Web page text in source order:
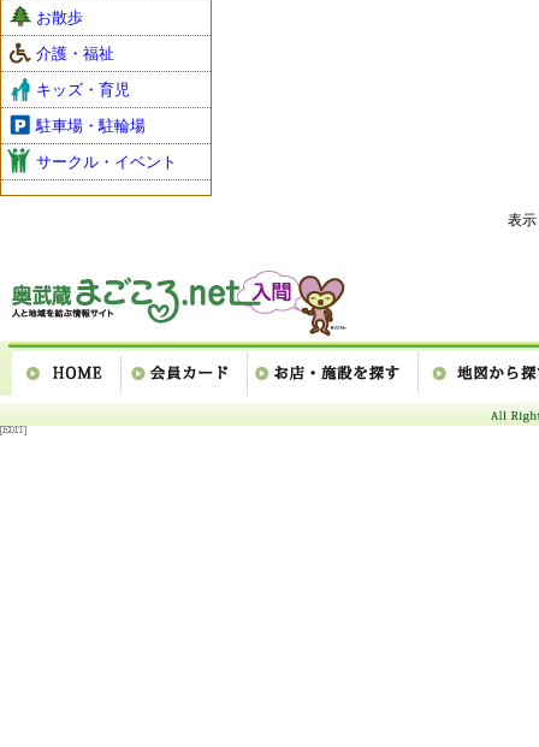
お散歩
介護・福祉
キッズ・育児
駐車場・駐輪場
サークル・イベント
表